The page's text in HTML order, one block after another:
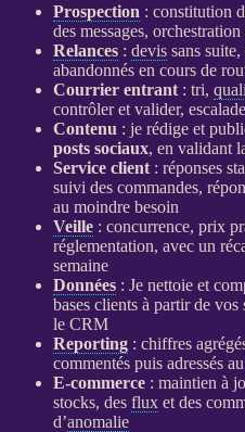
Prospection : constitution
des messages,
Relances: devissans suite,
abandonnés en cours de
Courrier entrant: tri,
contrôler et valider,
Contenu : je rédige et
posts sociaux, en validant
Service client: réponses
suivi des commandes,
au moindre besoin
Veille: concurrence, prix
réglementation, avec un
semaine
Données: Je nettoie et
bases clients à partir de
le CRM
Reporting: chiffres
commentés puis adressés
E-commerce: maintien à
stocks, des fluxet des
d’anomalie